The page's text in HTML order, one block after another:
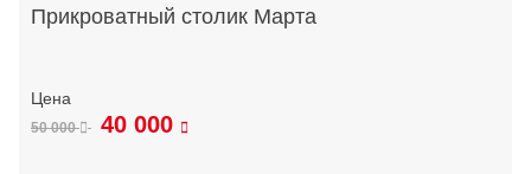
Прикроватный столик Марта
50 000 40 000